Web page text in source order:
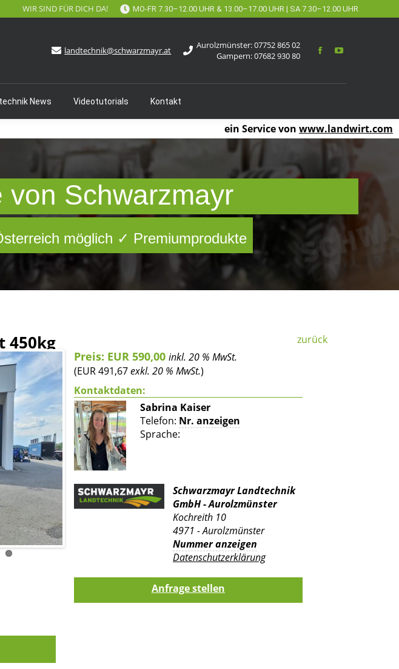
WIR SIND FÜR DICH DA! MO-FR 7.30–12.00 UHR & 13.00–17.00 UHR | SA 7.30–12.00 UHR
landtechnik@schwarzmayr.at Aurolzmünster:07752 865 02
Gampern:07682 930 80
News Videotutorials Kontakt
Schwarzmayr
möglich ✓ Premiumprodukte
450kg zurück
Preis: EUR 590,00 inkl. 20 % MwSt.
(EUR 491,67exkl. 20 % MwSt.)
Kontaktdaten:
Sabrina Kaiser
Telefon: Nr. anzeigen
Sprache:
Schwarzmayr Landtechnik
GmbH - Aurolzmünster
Kochreith 10
4971 - Aurolzmünster
Nummer anzeigen
Datenschutzerklärung
ein Service von www.landwirt.com